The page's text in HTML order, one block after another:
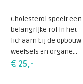
(goed cholesterol),
triglyceriden.
Bloedsuikerspiegel:
glucosewaarde,
Cholesterol speelt een
belangrijke rol in het
lichaam bij de opbouw
weefsels en organe...
€ 25,-